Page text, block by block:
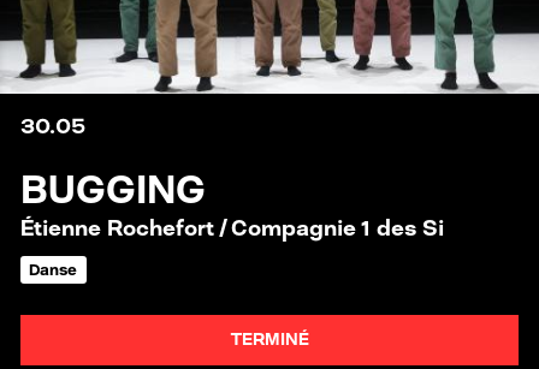
30.05
BUGGING
Étienne Rochefort / Compagnie 1 des Si
Danse
TERMINÉ